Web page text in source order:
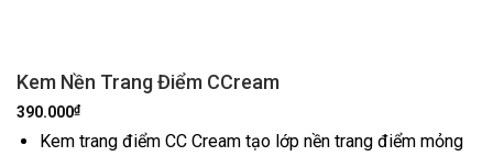
Kem Nền Trang Điểm CCream
390.000₫
Kem trang điểm CC Cream tạo lớp nền trang điểm mỏng